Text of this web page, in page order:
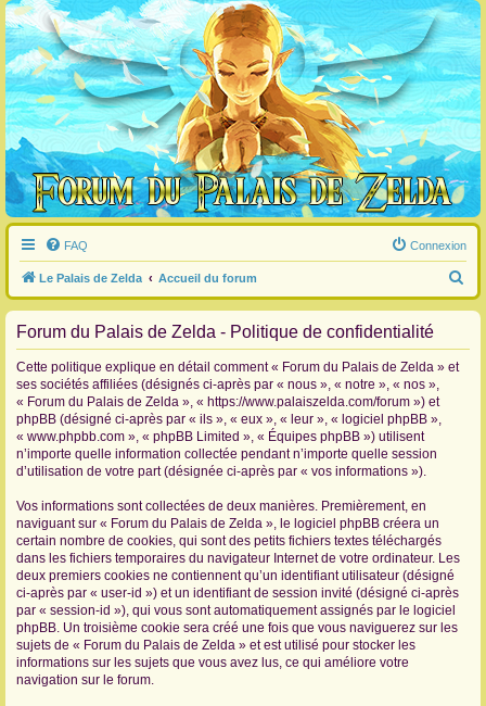
FAQ Connexion
Le Palais de Zelda Accueil du forum
e
Forum du Palais de Zelda - Politique de confidentialité
Cette politique explique en détail comment « Forum du Palais de Zelda » et
ses sociétés affiliées (désignés ci-après par « nous », « notre », « nos »,
« Forum du Palais de Zelda », « https://www.palaiszelda.com/forum ») et
phpBB (désigné ci-après par « ils », « eux », « leur », « logiciel phpBB »,
« www.phpbb.com », « phpBB Limited », « Équipes phpBB ») utilisent
n’importe quelle information collectée pendant n’importe quelle session
d’utilisation de votre part (désignée ci-après par « vos informations »).
Vos informations sont collectées de deux manières. Premièrement, en
naviguant sur « Forum du Palais de Zelda », le logiciel phpBB créera un
certain nombre de cookies, qui sont des petits fichiers textes téléchargés
dans les fichiers temporaires du navigateur Internet de votre ordinateur. Les
deux premiers cookies ne contiennent qu’un identifiant utilisateur (désigné
ci-après par « user-id ») et un identifiant de session invité (désigné ci-après
par « session-id »), qui vous sont automatiquement assignés par le logiciel
phpBB. Un troisième cookie sera créé une fois que vous naviguerez sur les
sujets de « Forum du Palais de Zelda » et est utilisé pour stocker les
informations sur les sujets que vous avez lus, ce qui améliore votre
navigation sur le forum.